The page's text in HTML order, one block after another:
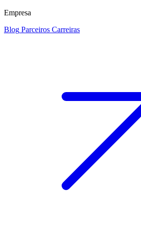
Empresa
Blog Parceiros Carreiras